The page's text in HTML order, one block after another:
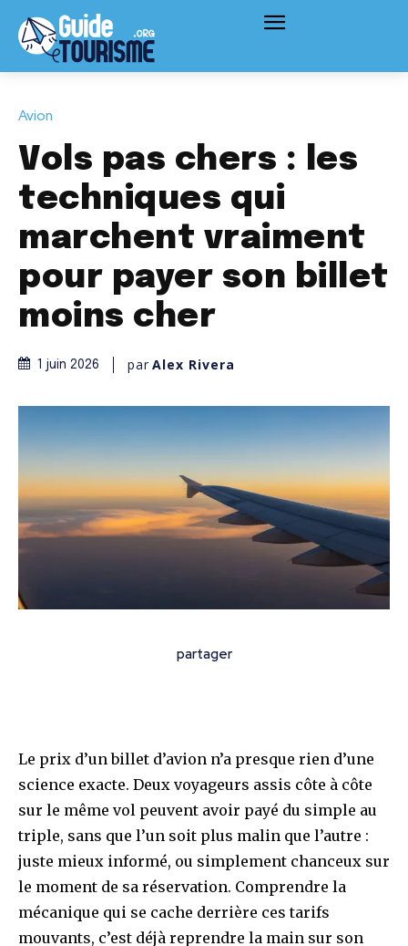
Avion
Vols pas chers : les
techniques qui
marchent vraiment
pour payer son billet
moins cher
1 juin 2026 par Alex Rivera
partager
Le prix d’un billet d’avion n’a presque rien d’une
science exacte. Deux voyageurs assis côte à côte
sur le même vol peuvent avoir payé du simple au
triple, sans que l’un soit plus malin que l’autre :
juste mieux informé, ou simplement chanceux sur
le moment de sa réservation. Comprendre la
mécanique qui se cache derrière ces tarifs
mouvants, c’est déjà reprendre la main sur son